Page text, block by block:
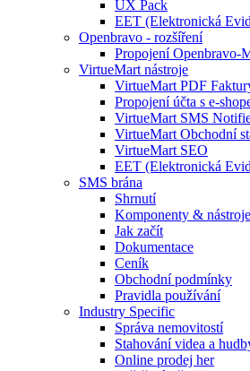
UX Pack
EET (Elektronická
Openbravo - rozšíření
Propojení Openbravo-
VirtueMart nástroje
VirtueMart PDF
Propojení účta s e-
VirtueMart SMS
VirtueMart Obchodní
VirtueMart SEO
EET (Elektronická
SMS brána
Shrnutí
Komponenty & nástroje
Jak začít
Dokumentace
Ceník
Obchodní podmínky
Pravidla používání
Industry Specific
Správa nemovitostí
Stahování videa a
Online prodej her